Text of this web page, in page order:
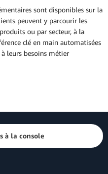
sont disponibles sur la
peuvent y parcourir les
ou par secteur, à la
clé en main automatisées
leurs besoins métier
à la console